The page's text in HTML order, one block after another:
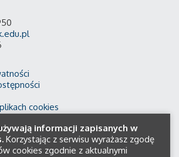
cookies
informacji zapisanych w
Korzystając z serwisu wyrażasz zgodę
cookies zgodnie z aktualnymi